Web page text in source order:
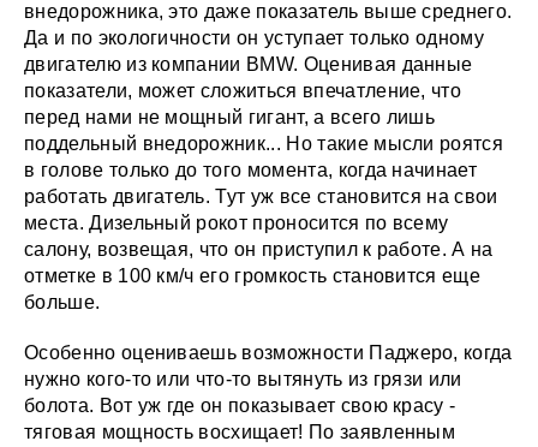
внедорожника, это даже показатель выше среднего.
Да и по экологичности он уступает только одному
двигателю из компании BMW. Оценивая данные
показатели, может сложиться впечатление, что
перед нами не мощный гигант, а всего лишь
поддельный внедорожник... Но такие мысли роятся
в голове только до того момента, когда начинает
работать двигатель. Тут уж все становится на свои
места. Дизельный рокот проносится по всему
салону, возвещая, что он приступил к работе. А на
отметке в 100 км/ч его громкость становится еще
больше.
Особенно оцениваешь возможности Паджеро, когда
нужно кого-то или что-то вытянуть из грязи или
болота. Вот уж где он показывает свою красу -
тяговая мощность восхищает! По заявленным